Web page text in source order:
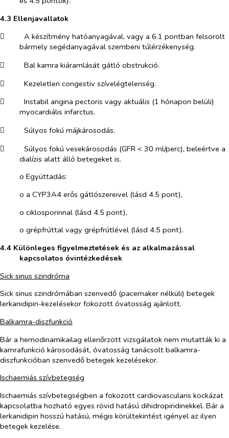
4.3 Ellenjavallatok
​
A készítmény hatóanyagával, vagy a 6.1 pontban felsorolt
bármely segédanyagával szembeni túlérzékenység.
​
Bal kamra kiáramlását gátló obstrukció.
​
Kezeletlen congestiv szívelégtelenség.
​
Instabil angina pectoris vagy aktuális (1 hónapon belüli)
myocardiális infarctus.
​
Súlyos fokú májkárosodás.
​
Súlyos fokú vesekárosodás (GFR < 30 ml/perc), beleértve a
dialízis alatt álló betegeket is.
o​ Együttadás:
o​ a CYP3A4 erős gátlószereivel (lásd 4.5 pont),
o​ ciklosporinnal (lásd 4.5 pont),
o​ grépfrúttal vagy grépfrútlével (lásd 4.5 pont).
4.4 Különleges figyelmeztetések és az alkalmazással
kapcsolatos óvintézkedések
Sick sinus szindróma
Sick sinus szindrómában szenvedő (pacemaker nélküli) betegek
lerkanidipin-kezelésekor fokozott óvatosság ajánlott.
Balkamra-diszfunkció
Bár a hemodinamikailag ellenőrzött vizsgálatok nem mutatták ki a
kamrafunkció károsodását, óvatosság tanácsolt balkamra-
diszfunkcióban szenvedő betegek kezelésekor.
Ischaemiás szívbetegség
Ischaemiás szívbetegségben a fokozott cardiovascularis kockázat
kapcsolatba hozható egyes rövid hatású dihidropiridinekkel. Bár a
lerkanidipin hosszú hatású, mégis körültekintést igényel az ilyen
betegek kezelése.